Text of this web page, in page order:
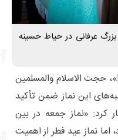
عرفانی در حیاط حسینه
حجت‌ الاسلام‌ والمسلمین
این نماز ضمن تأکید
کرد: «نماز جمعه در بین
اما نماز عید فطر از اهمیت